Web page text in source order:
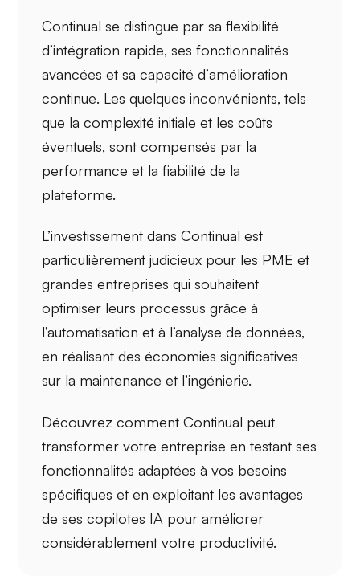
Continual se distingue par saflexibilité
d’intégration rapide, sesfonctionnalités
avancées et sa capacité d’amélioration
continue. Les quelques inconvénients, tels
que lacomplexité initiale et les coûts
éventuels, sont compensés par la
performance et la fiabilité de la
plateforme.
L’investissement dans Continual est
particulièrement judicieux pour les PME et
grandes entreprises qui souhaitent
optimiser leurs processus grâce à
l’automatisation et à l’analyse de données,
en réalisant des économies significatives
sur la maintenance et l’ingénierie.
Découvrez comment Continual peut
transformer votre entreprise en testant ses
fonctionnalités adaptées à vos besoins
spécifiques et en exploitant les avantages
de ses copilotes IA pour améliorer
considérablement votre productivité.